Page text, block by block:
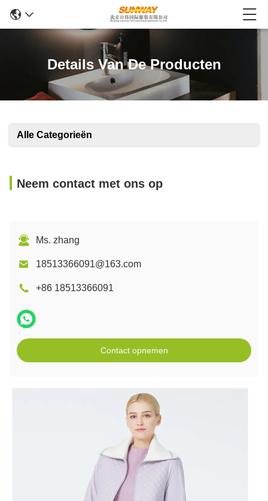
Details Van De Producten
Alle Categorieën
Neem contact met ons op
Ms. zhang
18513366091@163.com
+86 18513366091
Contact opnemen